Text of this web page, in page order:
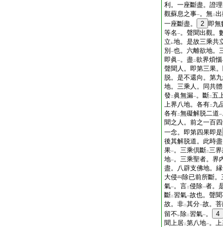
利。一座斷盡。證
觀蘇息之事一。無二
一座斷盡。
2 即無
等名 一。聲聞出觀。
立 レ地。是故三乘共
別 一也。六離欲地。
即眞一。盡二欲界煩惱
聲聞人。即第三果
脱。是不還向。第
地。三乘人。同共體
發 二 眞無漏一。斷二五
上界八地。各有二 九
各有二無礙解脱二道一
聞之人。前之一百
一念。即第四果即是
後其解脱道。此時
果一。三乘倶斷二三
地一。三乘聖者。界
盡。八辟支佛地。
大侵
除已前所斷
氣一。言二侵除一者。
斷二習氣一故也。聲
故。非二其分一故。
留不 レ除二習氣一。
4
聞上居二第八地一。